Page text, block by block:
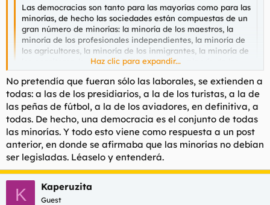
Las democracias son tanto para las mayorías como para las
minorías, de hecho las sociedades están compuestas de un
gran número de minorías: la minoría de los maestros, la
minoría de los profesionales independientes, la minoría de
los agricultores, la minoría de los inmigrantes, la minoría de
los opositores, la minoría de los actores, la minoría de los
homosexuales, etc..., y todos precisan de leyes que regulen
su situación civil. Haz clic para expandir...
Usted aquí enumera una série de colectivos laborales...¿qué
pintan los homosexuales entre ellos?. A lo mejor es que si
enfrentamos a estos últimos con los heterosexuales, que en
cuanto a condición sexual sería lo própio, quedaría tal que así:
"Una mayoría de heterosexuales y una minoría de
homosexuales"...quedando esa "peculiar" constitución de las
democracias sin sentido.
Haz clic para expandir...
No pretendía que fueran sólo las laborales, se extienden a
todas: a las de los presidiarios, a la de los turistas, a la de
las peñas de fútbol, a la de los aviadores, en definitiva, a
todas. De hecho, una democracia es el conjunto de todas
las minorías. Y todo esto viene como respuesta a un post
anterior, en donde se afirmaba que las minorías no debían
ser legisladas. Léaselo y entenderá.
K Kaperuzita
Guest